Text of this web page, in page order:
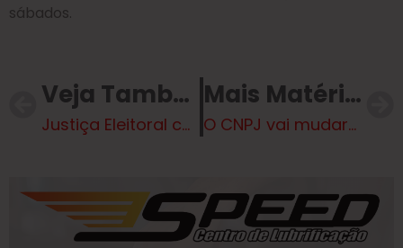
sábados.
Veja Também
Justiça Eleitoral começa a convocar mesários para eleições de 2026
Mais Matérias
O CNPJ vai mudar? Tire as principais dúvidas sobre o tema